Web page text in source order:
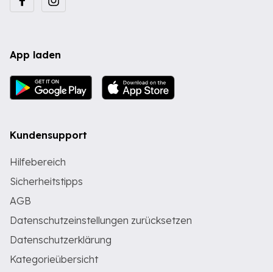
App laden
Kundensupport
Hilfebereich
Sicherheitstipps
AGB
Datenschutzeinstellungen zurücksetzen
Datenschutzerklärung
Kategorieübersicht